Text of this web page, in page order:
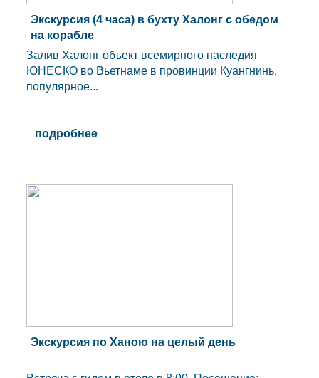
Экскурсия (4 часа) в бухту Халонг с обедом
на корабле
Залив Халонг объект всемирного наследия
ЮНЕСКО во Вьетнаме в провинции Куангнинь,
популярное...
подробнее
Экскурсия по Ханою на целый день